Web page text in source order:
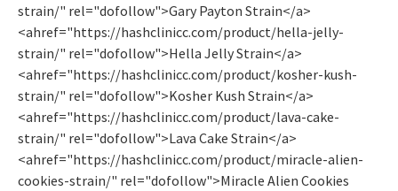
strain/" rel="dofollow">Gary Payton Strain</a>
<ahref="https://hashclinicc.com/product/hella-jelly-
strain/" rel="dofollow">Hella Jelly Strain</a>
<ahref="https://hashclinicc.com/product/kosher-kush-
strain/" rel="dofollow">Kosher Kush Strain</a>
<ahref="https://hashclinicc.com/product/lava-cake-
strain/" rel="dofollow">Lava Cake Strain</a>
<ahref="https://hashclinicc.com/product/miracle-alien-
cookies-strain/" rel="dofollow">Miracle Alien Cookies